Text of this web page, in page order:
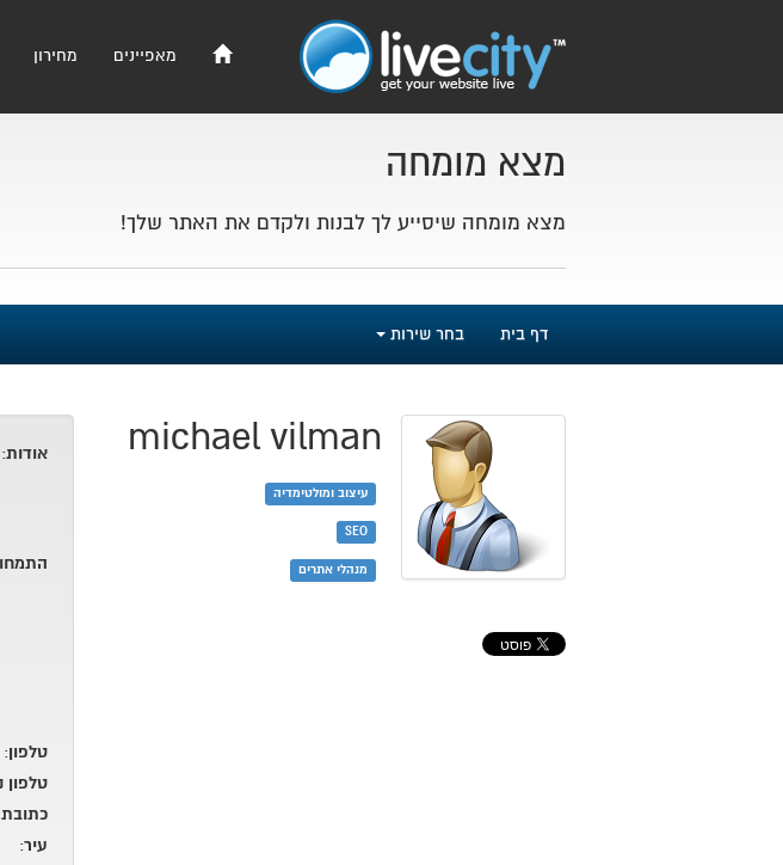
מאפיינים מחירון
מצא מומחה
מצא מומחה שיסייע לך לבנות ולקדם את האתר שלך!
דף בית בחר שירות
michael vilman
עיצוב ומולטימדיה
SEO
מנהלי אתרים
אודות:
טלפון:
טלפון
כתובת
עיר: